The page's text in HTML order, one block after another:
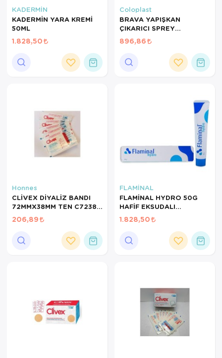
Tansiyon
Tıbbi Cihazlar
Hasta Bakım Ürünleri
Hasta Bakım Ürünleri
Hava nemlendirici
Kişisel Bakım ve Sağlık
Kişisel Bakım ve Sağlık
Ortopedi Ürünleri
Ortopedi Ürünleri
Ortopedi Ürünleri
Ortopedi Ürünleri
KADERMİN
KADERMİN YARA KREMİ
50ML
1.828,50
Coloplast
BRAVA YAPIŞKAN
ÇIKARICI SPREY
COLOPLAST 12010
896,86
Honnes
CLİVEX DİYALİZ BANDI
72MMX38MM TEN C7238
1KUTU=50ADET
HEMOSTATİK BASI BANDI
206,89
FLAMİNAL
FLAMİNAL HYDRO 50G
HAFİF EKSUDALI
YARALAR İÇİN
1.828,50